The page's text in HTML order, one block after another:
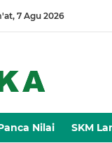
7 Agu 2026
Nilai SKM